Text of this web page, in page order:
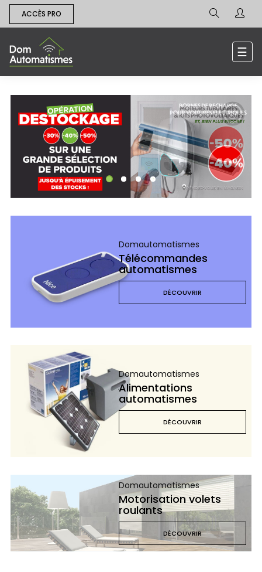
ACCÈS PRO
la
☰
Domautomatismes
Télécommandes
automatismes
DÉCOUVRIR
Domautomatismes
Alimentations
automatismes
DÉCOUVRIR
Domautomatismes
Motorisation volets
roulants
DÉCOUVRIR